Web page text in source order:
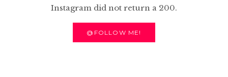
Instagram did not return a 200.
@FOLLOW ME!